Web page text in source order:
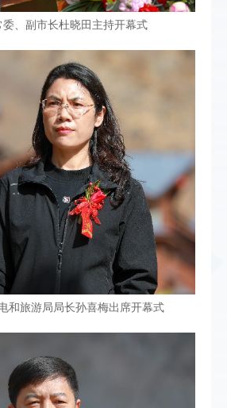
委、副市长杜晓田主持开幕式
和旅游局局长孙喜梅出席开幕式